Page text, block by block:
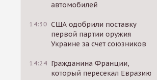
автомобилей
14:30 США одобрили поставку
первой партии оружия
Украине за счет союзников
14:24 Гражданина Франции,
который пересекал Евразию